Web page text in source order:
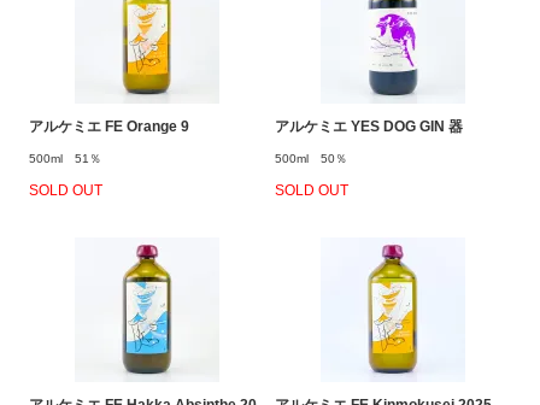
アルケミエ FE Orange 9
500ml 51％
SOLD OUT
アルケミエ YES DOG GIN 器
500ml 50％
SOLD OUT